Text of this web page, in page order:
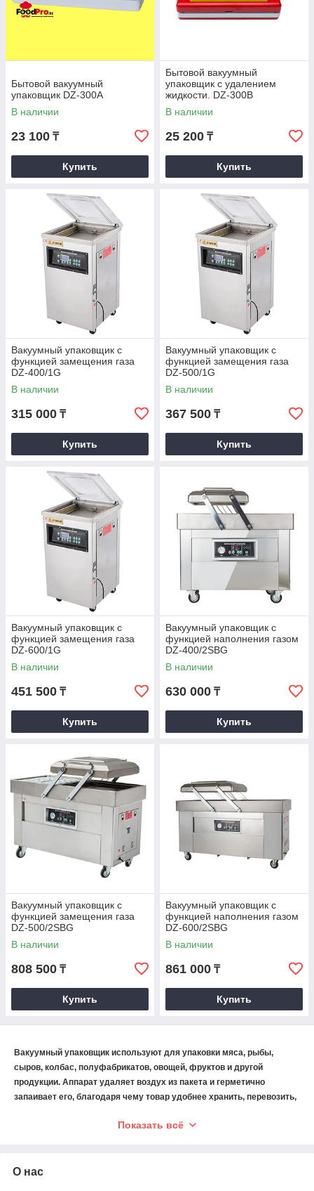
Бытовой вакуумный
упаковщик DZ-300A
В наличии
23 100 ₸
Купить
Бытовой вакуумный
упаковщик с удалением
жидкости. DZ-300B
В наличии
25 200 ₸
Купить
Вакуумный упаковщик с
функцией замещения газа
DZ-400/1G
В наличии
315 000 ₸
Купить
Вакуумный упаковщик с
функцией замещения газа
DZ-500/1G
В наличии
367 500 ₸
Купить
Вакуумный упаковщик с
функцией замещения газа
DZ-600/1G
В наличии
451 500 ₸
Купить
Вакуумный упаковщик с
функцией наполнения газом
DZ-400/2SBG
В наличии
630 000 ₸
Купить
Вакуумный упаковщик с
функцией замещения газа
DZ-500/2SBG
В наличии
808 500 ₸
Купить
Вакуумный упаковщик с
функцией наполнения газом
DZ-600/2SBG
В наличии
861 000 ₸
Купить
Вакуумный упаковщик используют для упаковки мяса, рыбы,
сыров, колбас, полуфабрикатов, овощей, фруктов и другой
продукции. Аппарат удаляет воздух из пакета и герметично
запаивает его, благодаря чему товар удобнее хранить, перевозить,
применяют для упаковки непродовольственных изделий, которым
Показать всё
О нас